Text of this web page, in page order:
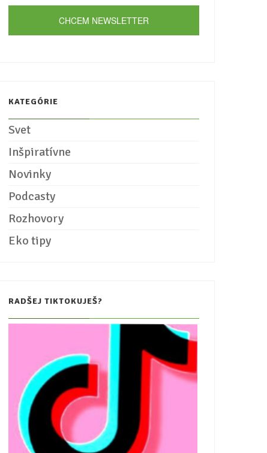
KATEGÓRIE
Svet
Inšpiratívne
Novinky
Podcasty
Rozhovory
Eko tipy
RADŠEJ TIKTOKUJEŠ?